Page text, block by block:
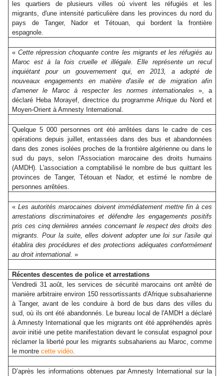
les quartiers de plusieurs villes où vivent les réfugiés et les
migrants, d'une intensité particulière dans les provinces du nord du
pays de Tanger, Nador et Tétouan, qui bordent la frontière
espagnole.
«Cette répression choquante contre les migrants et les réfugiés au
Maroc est à la fois cruelle et illégale. Elle représente un recul
inquiétant pour un gouvernement qui, en 2013, a adopté de
nouveaux engagements en matière d'asile et de migration afin
d'amener le Maroc à respecter les normes internationales », a
déclaré Heba Morayef, directrice du programme Afrique du Nord et
Moyen-Orient à Amnesty International.
Quelque 5 000 personnes ont été arrêtées dans le cadre de ces
opérations depuis juillet, entassées dans des bus et abandonnées
dans des zones isolées proches de la frontière algérienne ou dans le
sud du pays, selon l'Association marocaine des droits humains
(AMDH). L'association a comptabilisé le nombre de bus quittant les
provinces de Tanger, Tétouan et Nador, et estimé le nombre de
personnes arrêtées.
«Les autorités marocaines doivent immédiatement mettre fin à ces
arrestations discriminatoires et défendre les engagements positifs
pris ces cinq dernières années concernant le respect des droits des
migrants. Pour la suite, elles doivent adopter une loi sur l'asile qui
établira des procédures et des protections adéquates conformément
au droit international. »
Récentes descentes de police et arrestations
Vendredi 31 août, les services de sécurité marocains ont arrêté de
manière arbitraire environ 150 ressortissants d'Afrique subsaharienne
à Tanger, avant de les conduire à bord de bus dans des villes du
sud, où ils ont été abandonnés. Le bureau local de l'AMDH a déclaré
à Amnesty International que les migrants ont été appréhendés après
avoir initié une petite manifestation devant le consulat espagnol pour
réclamer la liberté pour les migrants subsahariens au Maroc, comme
le montrecette vidéo.
D’après les informations obtenues par Amnesty International sur la